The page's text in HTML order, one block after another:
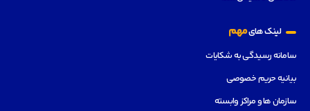
لینک هایمهم
سامانه رسیدگی به شکایات
بیانیه حریم خصوصی
سازمان ها و مراکز وابسته